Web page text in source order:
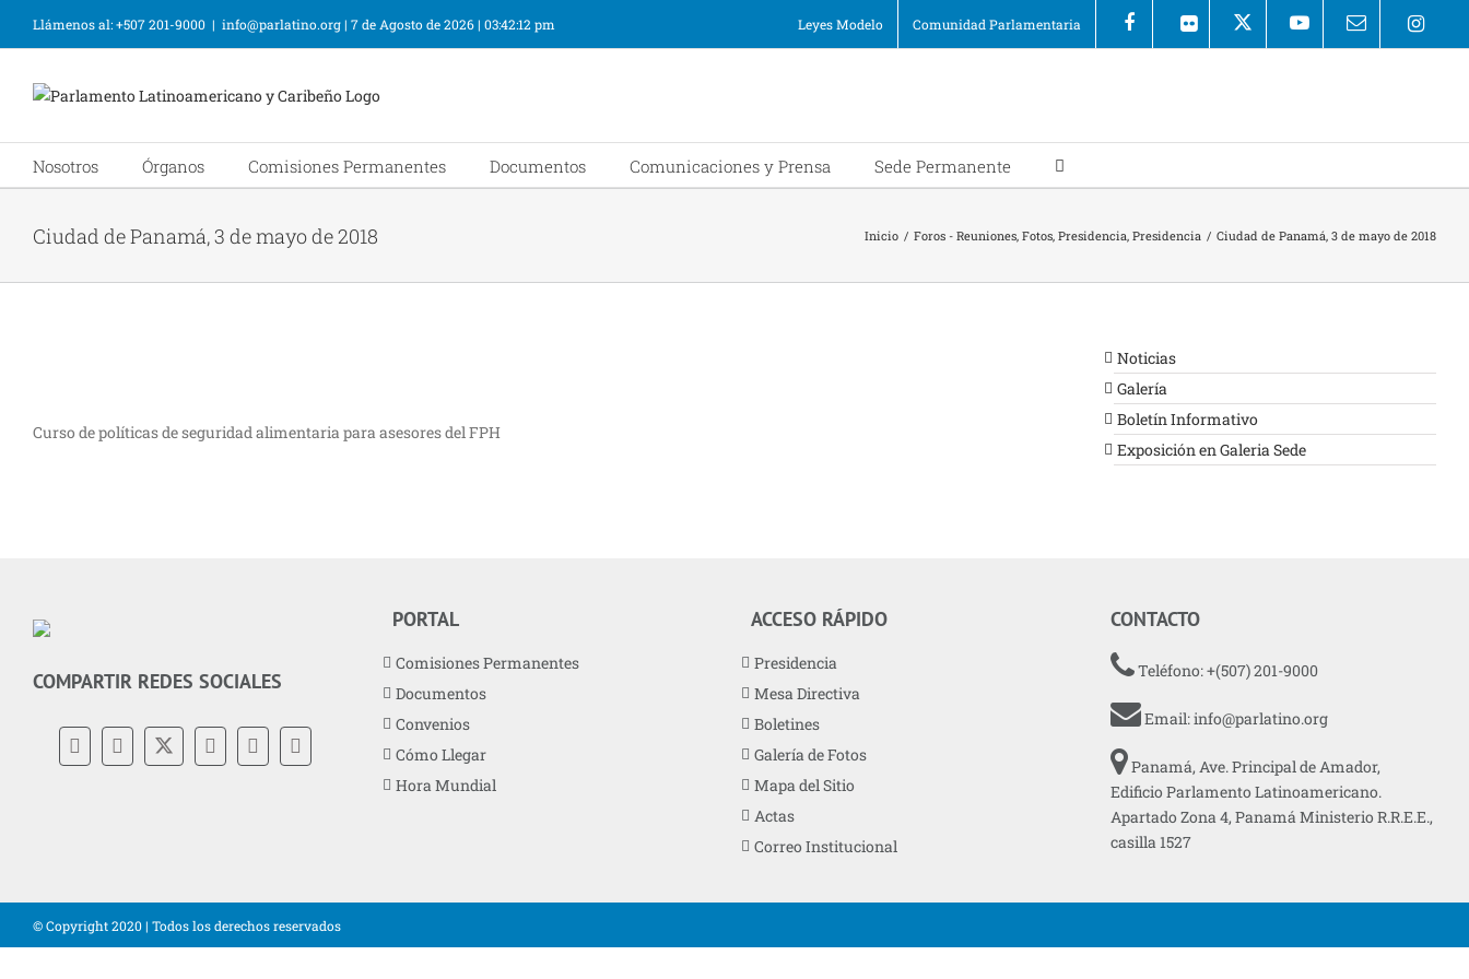
Llámenos al: +507 201-9000 | info@parlatino.org| 7 de Agosto de 2026| 03:42:12 pm Leyes Modelo Comunidad Parlamentaria
Nosotros Órganos Comisiones Permanentes Documentos Comunicaciones y Prensa Sede Permanente
Ciudad de Panamá, 3 de mayo de 2018 Inicio / Foros - Reuniones, Fotos, Presidencia, Presidencia / Ciudad de Panamá, 3 de mayo de 2018
Curso de políticas de seguridad alimentaria para asesores del FPH
Noticias
Galería
Boletín Informativo
Exposición en Galeria Sede
COMPARTIR REDES SOCIALES
PORTAL
Comisiones Permanentes
Documentos
Convenios
Cómo Llegar
Hora Mundial
ACCESO RÁPIDO
Presidencia
Mesa Directiva
Boletines
Galería de Fotos
Mapa del Sitio
Actas
Correo Institucional
CONTACTO
Teléfono: +(507) 201-9000
Email:info@parlatino.org
Panamá, Ave. Principal de Amador,
Edificio Parlamento Latinoamericano.
Apartado Zona 4, Panamá Ministerio R.R.E.E.,
casilla 1527
© Copyright 2020 | Todos los derechos reservados